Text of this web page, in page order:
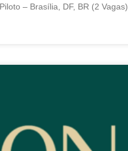
– Brasília, DF, BR (2 Vagas)